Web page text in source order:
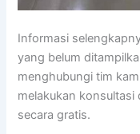
Informasi
yang belum
menghubungi tim
melakukan
secara gratis.